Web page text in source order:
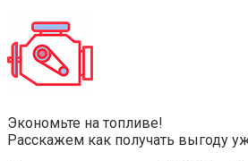
Экономьте на топливе!
Расскажем как получать выгоду